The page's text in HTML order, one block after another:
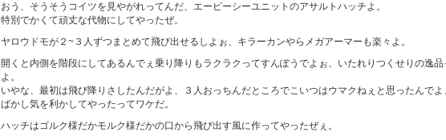
おう、そうそうコイツを見やがれってんだ、エーピーシーユニットのアサルトハッチよ。
特別でかくて頑丈な代物にしてやったぜ。
ヤロウドモが２~３人ずつまとめて飛び出せるしよぉ、キラーカンやらメガアーマーも楽々よ。
開くと内側を階段にしてあるんでぇ乗り降りもラクラクってすんぽうでよぉ、いたれりつくせりの逸品
よ。
いやな、最初は飛び降りさしたんだがよ、３人おっちんだところでこいつはウマクねぇと思ったんでよ
ばかし気を利かしてやったってワケだ。
ハッチはゴルク様だかモルク様だかの口から飛び出す風に作ってやったぜぇ。